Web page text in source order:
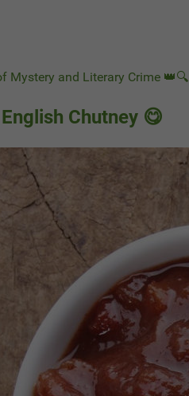
Mystery and Literary Crime 👑🔍
Chutney 😋